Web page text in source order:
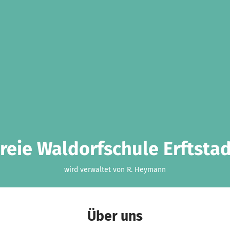
Waldorfschule
wird verwaltet von R. Heymann
Über uns